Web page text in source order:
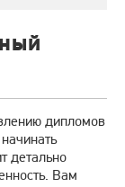
дипломов
детально
Вам